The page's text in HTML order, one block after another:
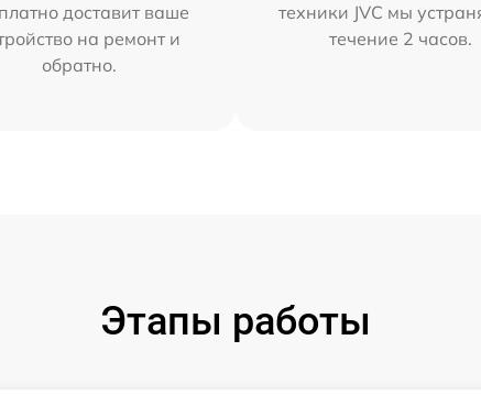
доставит ваше
на ремонт и
обратно.
техники JVC мы
течение 2 часов.
Этапы работы